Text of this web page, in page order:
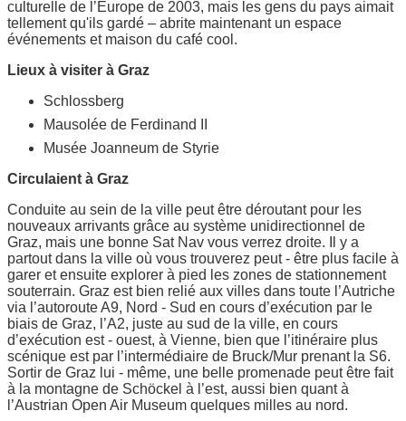
culturelle de l’Europe de 2003, mais les gens du pays aimait
tellement qu'ils gardé – abrite maintenant un espace
événements et maison du café cool.
Lieux à visiter à Graz
Schlossberg
Mausolée de Ferdinand II
Musée Joanneum de Styrie
Circulaient à Graz
Conduite au sein de la ville peut être déroutant pour les
nouveaux arrivants grâce au système unidirectionnel de
Graz, mais une bonne Sat Nav vous verrez droite. Il y a
partout dans la ville où vous trouverez peut - être plus facile à
garer et ensuite explorer à pied les zones de stationnement
souterrain. Graz est bien relié aux villes dans toute l’Autriche
via l’autoroute A9, Nord - Sud en cours d’exécution par le
biais de Graz, l’A2, juste au sud de la ville, en cours
d’exécution est - ouest, à Vienne, bien que l’itinéraire plus
scénique est par l’intermédiaire de Bruck/Mur prenant la S6.
Sortir de Graz lui - même, une belle promenade peut être fait
à la montagne de Schöckel à l’est, aussi bien quant à
l’Austrian Open Air Museum quelques milles au nord.